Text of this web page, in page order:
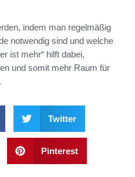
indem man regelmäßig
notwendig sind und welche
ist mehr“ hilft dabei,
und somit mehr Raum für
Twitter
Pinterest